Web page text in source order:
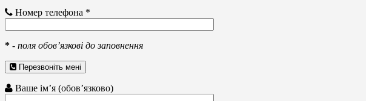
Номер телефона *
* - поля обов’язкові до заповнення
Перезвоніть мені
Ваше ім’я (обов’язково)